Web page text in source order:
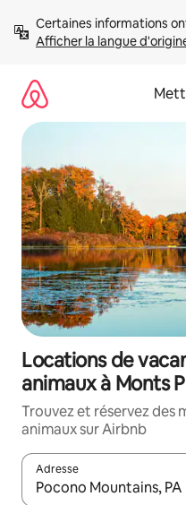
directement
Afficher la langue
Locations de
animaux à Monts
Trouvez et réservez des
animaux sur Airbnb
Adresse
Lorsque les résultats